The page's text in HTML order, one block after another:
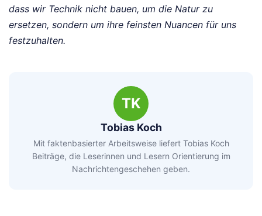
dass wir Technik nicht bauen, um die Natur zu
ersetzen, sondern um ihre feinsten Nuancen für uns
festzuhalten.
TK
Tobias Koch
Mit faktenbasierter Arbeitsweise liefert Tobias Koch
Beiträge, die Leserinnen und Lesern Orientierung im
Nachrichtengeschehen geben.